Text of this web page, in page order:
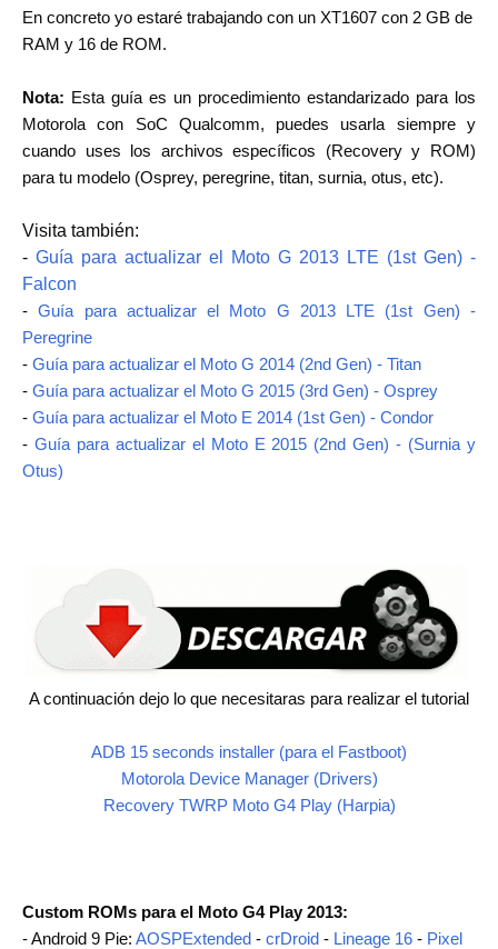
En concreto yo estaré trabajando con un XT1607 con 2 GB de
RAM y 16 de ROM.
Nota: Esta guía es un procedimiento estandarizado para los
Motorola con SoC Qualcomm, puedes usarla siempre y
cuando uses los archivos específicos (Recovery y ROM)
para tu modelo (Osprey, peregrine, titan, surnia, otus, etc).
Visita también:
- Guía para actualizar el Moto G 2013 LTE (1st Gen) -
Falcon
- Guía para actualizar el Moto G 2013 LTE (1st Gen) -
Peregrine
- Guía para actualizar el Moto G 2014 (2nd Gen) - Titan
- Guía para actualizar el Moto G 2015 (3rd Gen) - Osprey
- Guía para actualizar el Moto E 2014 (1st Gen) - Condor
- Guía para actualizar el Moto E 2015 (2nd Gen) - (Surnia y
Otus)
A continuación dejo lo que necesitaras para realizar el tutorial
ADB 15 seconds installer (para el Fastboot)
Motorola Device Manager (Drivers)
Recovery TWRP Moto G4 Play (Harpia)
Custom ROMs para el Moto G4 Play 2013:
- Android 9 Pie: AOSPExtended - crDroid - Lineage 16 - Pixel